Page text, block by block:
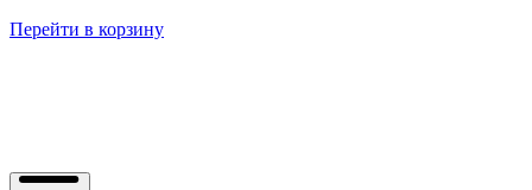
Перейти в корзину